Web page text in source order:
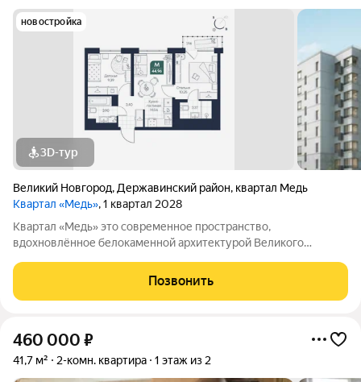
новостройка
3D-тур
Великий Новгород, Державинский район, квартал Медь
Квартал «Медь», 1 квартал 2028
Квартал «Медь» это современное пространство,
вдохновлённое белокаменной архитектурой Великого
города элементов: из меди новгородские мастера отливали
колокола и украшения, а в зодчестве ценились
Позвонить
460 000 ₽
41,7 м² 2-комн. квартира 1 этаж из 2